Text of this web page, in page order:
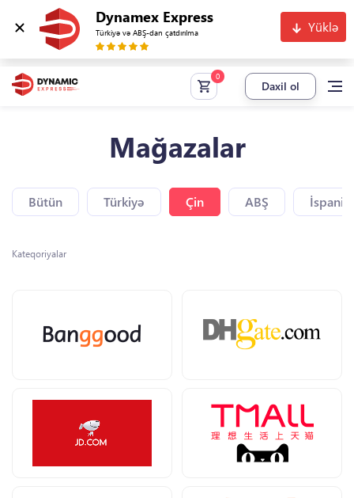
Dynamex Express
Türkiyə və ABŞ-dan çatdırılma Yüklə
Daxil ol
Mağazalar
Bütün Türkiyə Çin ABŞ
Kateqoriyalar